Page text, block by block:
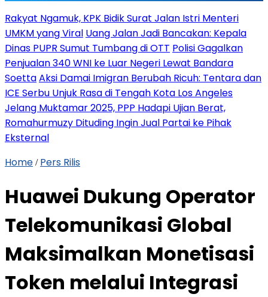
Rakyat Ngamuk, KPK Bidik Surat Jalan Istri Menteri
UMKM yang Viral Uang Jalan Jadi Bancakan: Kepala
Dinas PUPR Sumut Tumbang di OTT Polisi Gagalkan
Penjualan 340 WNI ke Luar Negeri Lewat Bandara
SoettaAksi Damai Imigran Berubah Ricuh: Tentara dan
ICE Serbu Unjuk Rasa di Tengah Kota Los Angeles
Jelang Muktamar 2025, PPP Hadapi Ujian Berat,
Romahurmuzy Dituding Ingin Jual Partai ke Pihak
Eksternal
Home / Pers Rilis
Huawei Dukung Operator
Telekomunikasi Global
Maksimalkan Monetisasi
Token melalui Integrasi